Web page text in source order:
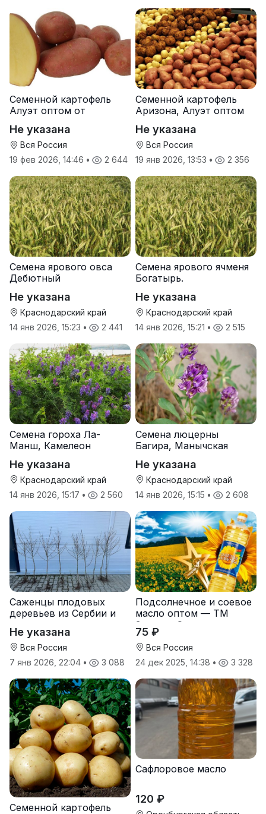
Семенной картофель
Алуэт оптом от
Не указана
Вся Россия
19 фев 2026, 14:46 • 2 644
Семенной картофель
Аризона, Алуэт оптом
Не указана
Вся Россия
19 янв 2026, 13:53 • 2 356
Семена ярового овса
Дебютный
Не указана
Краснодарский край
14 янв 2026, 15:23 • 2 441
Семена ярового ячменя
Богатырь.
Не указана
Краснодарский край
14 янв 2026, 15:21 • 2 515
Семена гороха Ла-
Манш, Камелеон
Не указана
Краснодарский край
14 янв 2026, 15:17 • 2 560
Семена люцерны
Багира, Манычская
Не указана
Краснодарский край
14 янв 2026, 15:15 • 2 608
Саженцы плодовых
деревьев из Сербии и
Не указана
Вся Россия
7 янв 2026, 22:04 • 3 088
Подсолнечное и соевое
масло оптом — ТМ
Золотая Семечка
75 ₽
Вся Россия
24 дек 2025, 14:38 • 3 328
Семенной картофель
Сафлоровое масло
120 ₽